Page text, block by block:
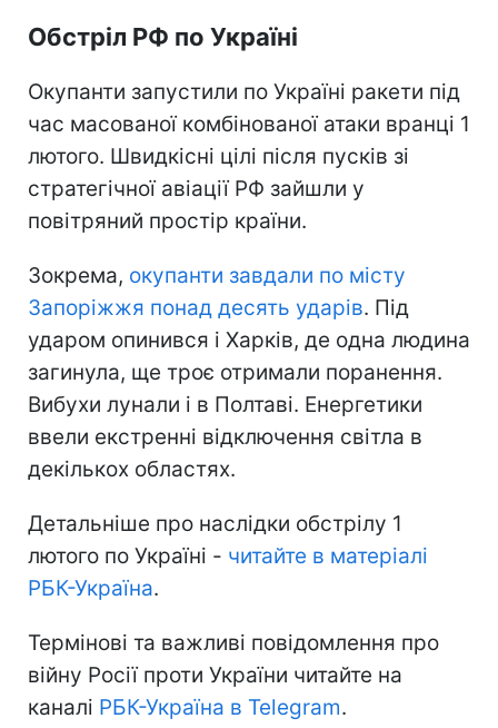
Обстріл РФ по Україні
Окупанти запустили по Україні ракети під
час масованої комбінованої атаки вранці 1
лютого. Швидкісні цілі після пусків зі
стратегічної авіації РФ зайшли у
повітряний простір країни.
Зокрема, окупанти завдали по місту
Запоріжжя понад десять ударів. Під
ударом опинився і Харків, де одна людина
загинула, ще троє отримали поранення.
Вибухи лунали і в Полтаві. Енергетики
ввели екстренні відключення світла в
декількох областях.
Детальніше про наслідки обстрілу 1
лютого по Україні - читайте в матеріалі
РБК-Україна.
Термінові та важливі повідомлення про
війну Росії проти України читайте на
каналі РБК-Україна в Telegram.